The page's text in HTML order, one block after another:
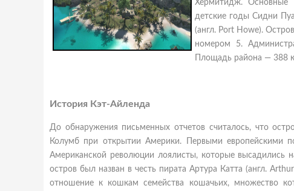
Хермитидж. Основные
детские годы Сидни
(англ. Port Howe).
номером 5.
Площадь района — 388
История Кэт-Айленда
До обнаружения письменных отчетов считалось, что
Колумб при открытии Америки. Первыми европейскими
Американской революции лоялисты, которые высадились
остров был назван в честь пирата Артура Катта (англ.
отношение к кошкам семейства кошачьих, множество